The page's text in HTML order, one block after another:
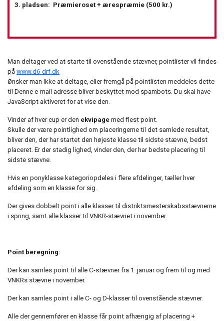
3. pladsen: Præmieroset + ærespræmie (500 kr.)
Man deltager ved at starte til ovenstående stævner, pointlister vil findes
på www.d6-drf.dk
Ønsker man ikke at deltage, eller fremgå på pointlisten meddeles dette
til Denne e-mail adresse bliver beskyttet mod spambots. Du skal have
JavaScript aktiveret for at vise den.
Vinder af hver cup er den ekvipage med flest point.
Skulle der være pointlighed om placeringerne til det samlede resultat,
bliver den, der har startet den højeste klasse til sidste stævne, bedst
placeret. Er der stadig lighed, vinder den, der har bedste placering til
sidste stævne.
Hvis en ponyklasse kategoriopdeles i flere afdelinger, tæller hver
afdeling som en klasse for sig.
Der gives dobbelt point i alle klasser til distriktsmesterskabsstævnerne
i spring, samt alle klasser til VNKR-stævnet i november.
Point beregning:
Der kan samles point til alle C-stævner fra 1. januar og frem til og med
VNKRs stævne i november.
Der kan samles point i alle C- og D-klasser til ovenstående stævner.
Alle der gennemfører en klasse får point afhængig af placering +